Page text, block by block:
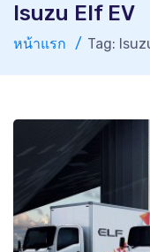
Isuzu Elf EV
หน้าแรก Tag: